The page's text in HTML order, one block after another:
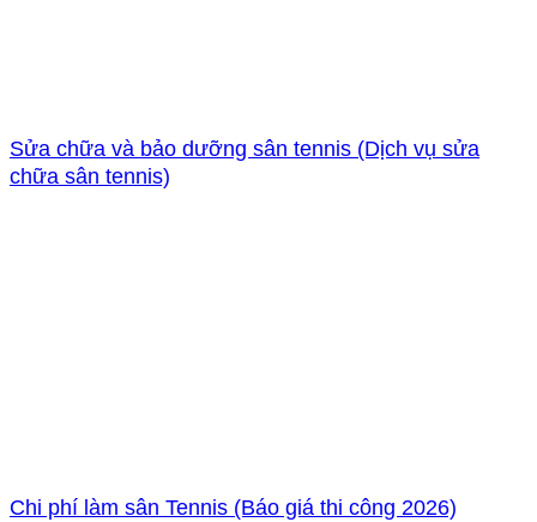
Sửa chữa và bảo dưỡng sân tennis (Dịch vụ sửa
chữa sân tennis)
Chi phí làm sân Tennis (Báo giá thi công 2026)